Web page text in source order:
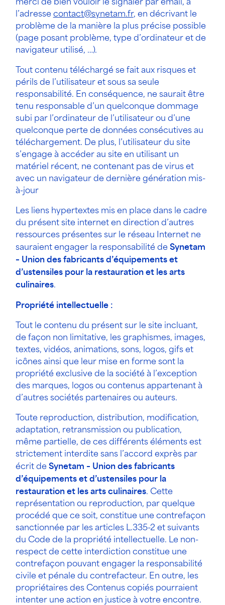
merci de bien vouloir le signaler par email, à
l’adresse contact@synetam.fr, en décrivant le
problème de la manière la plus précise possible
(page posant problème, type d’ordinateur et de
navigateur utilisé, …).
Tout contenu téléchargé se fait aux risques et
périls de l’utilisateur et sous sa seule
responsabilité. En conséquence, ne saurait être
tenu responsable d’un quelconque dommage
subi par l’ordinateur de l’utilisateur ou d’une
quelconque perte de données consécutives au
téléchargement. De plus, l’utilisateur du site
s’engage à accéder au site en utilisant un
matériel récent, ne contenant pas de virus et
avec un navigateur de dernière génération mis-
à-jour
Les liens hypertextes mis en place dans le cadre
du présent site internet en direction d’autres
ressources présentes sur le réseau Internet ne
sauraient engager la responsabilité de Synetam
– Union des fabricants d’équipements et
d’ustensiles pour la restauration et les arts
culinaires.
Propriété intellectuelle :
Tout le contenu du présent sur le site incluant,
de façon non limitative, les graphismes, images,
textes, vidéos, animations, sons, logos, gifs et
icônes ainsi que leur mise en forme sont la
propriété exclusive de la société à l’exception
des marques, logos ou contenus appartenant à
d’autres sociétés partenaires ou auteurs.
Toute reproduction, distribution, modification,
adaptation, retransmission ou publication,
même partielle, de ces différents éléments est
strictement interdite sans l’accord exprès par
écrit de Synetam – Union des fabricants
d’équipements et d’ustensiles pour la
restauration et les arts culinaires. Cette
représentation ou reproduction, par quelque
procédé que ce soit, constitue une contrefaçon
sanctionnée par les articles L.335-2 et suivants
du Code de la propriété intellectuelle. Le non-
respect de cette interdiction constitue une
contrefaçon pouvant engager la responsabilité
civile et pénale du contrefacteur. En outre, les
propriétaires des Contenus copiés pourraient
intenter une action en justice à votre encontre.